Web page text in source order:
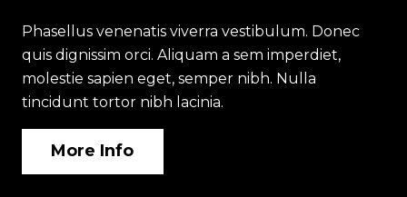
Phasellus venenatis viverra vestibulum. Donec
quis dignissim orci. Aliquam a sem imperdiet,
molestie sapien eget, semper nibh. Nulla
tincidunt tortor nibh lacinia.
More Info